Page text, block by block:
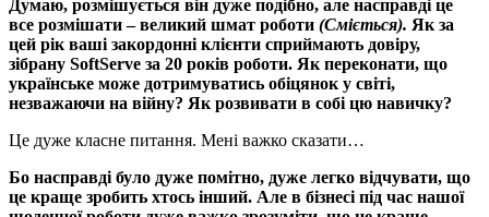
Думаю, розмішується він дуже подібно, але насправді це
все розмішати – великий шмат роботи (Сміється). Як за
цей рік ваші закордонні клієнти сприймають довіру,
зібрану SoftServe за 20 років роботи. Як переконати, що
українське може дотримуватись обіцянок у світі,
незважаючи на війну? Як розвивати в собі цю навичку?
Це дуже класне питання. Мені важко сказати…
Бо насправді було дуже помітно, дуже легко відчувати, що
це краще зробить хтось інший. Але в бізнесі під час нашої